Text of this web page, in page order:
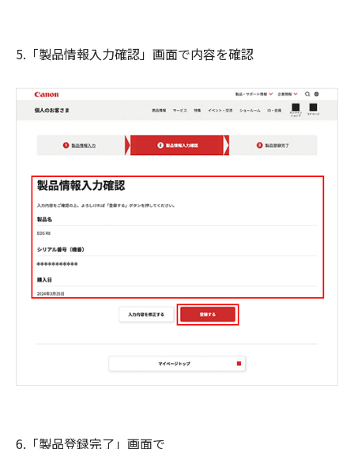
5.「製品情報入力確認」画面で内容を確認
6.「製品登録完了」画面で